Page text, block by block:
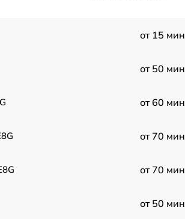
от 15 мин
от 50 мин
от 60 мин
от 70 мин
от 70 мин
от 50 мин